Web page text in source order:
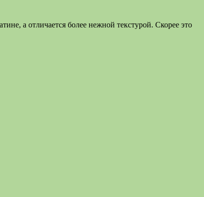
а отличается более нежной текстурой. Скорее это